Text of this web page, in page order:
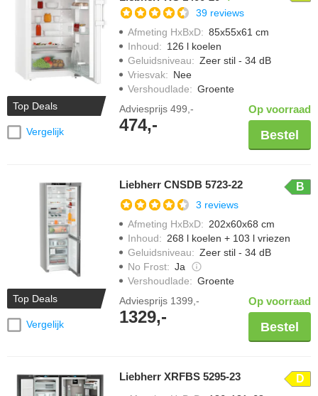
Top Deals
Vergelijk
39 reviews
Afmeting HxBxD: 85x55x61 cm
Inhoud: 126 l koelen
Geluidsniveau: Zeer stil - 34 dB
Vriesvak: Nee
Vershoudlade: Groente
Adviesprijs 499,-
474,-
Op voorraad
Bestel
Top Deals
Vergelijk
Liebherr CNSDB 5723-22 B
3 reviews
Afmeting HxBxD: 202x60x68 cm
Inhoud: 268 l koelen + 103 l vriezen
Geluidsniveau: Zeer stil - 34 dB
No Frost: Ja
Vershoudlade: Groente
Adviesprijs 1399,-
1329,-
Op voorraad
Bestel
Liebherr XRFBS 5295-23 D